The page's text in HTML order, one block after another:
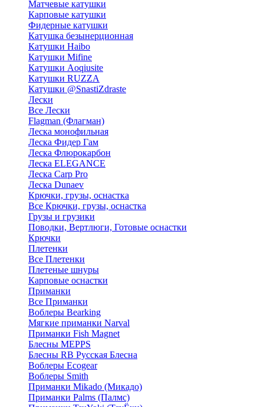
Матчевые катушки
Карповые катушки
Фидерные катушки
Катушка безынерционная
Катушки Haibo
Катушки Mifine
Катушки Aoqiusite
Катушки RUZZA
Катушки @SnastiZdraste
Лески
Все Лески
Flagman (Флагман)
Леска монофильная
Леска Фидер Гам
Леска Флюрокарбон
Леска ELEGANCE
Леска Carp Pro
Леска Dunaev
Крючки, грузы, оснастка
Все Крючки, грузы, оснастка
Грузы и грузики
Поводки, Вертлюги, Готовые оснастки
Крючки
Плетенки
Все Плетенки
Плетеные шнуры
Карповые оснастки
Приманки
Все Приманки
Воблеры Bearking
Мягкие приманки Narval
Приманки Fish Magnet
Блесны MEPPS
Блесны RB Русская Блесна
Воблеры Ecogear
Воблеры Smith
Приманки Mikado (Микадо)
Приманки Palms (Палмс)